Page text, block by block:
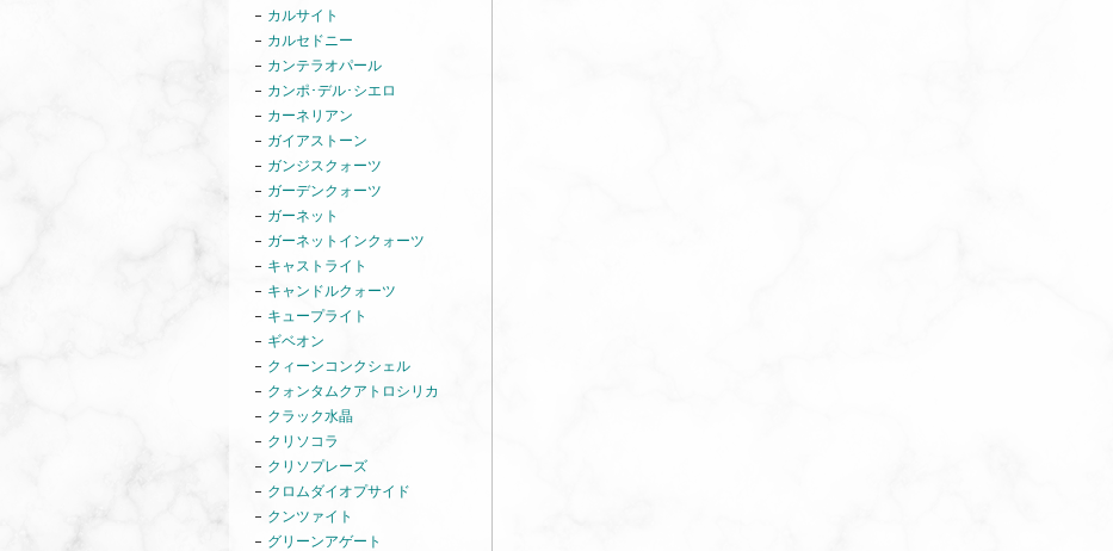
カルサイト
カルセドニー
カンテラオパール
カンポ･デル･シエロ
カーネリアン
ガイアストーン
ガンジスクォーツ
ガーデンクォーツ
ガーネット
ガーネットインクォーツ
キャストライト
キャンドルクォーツ
キュープライト
ギベオン
クィーンコンクシェル
クォンタムクアトロシリカ
クラック水晶
クリソコラ
クリソプレーズ
クロムダイオプサイド
クンツァイト
グリーンアゲート